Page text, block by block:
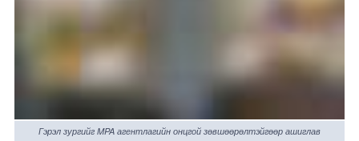
Гэрэл зургийг MPA агентлагийн онцгой зөвшөөрөлтэйгөөр ашиглав